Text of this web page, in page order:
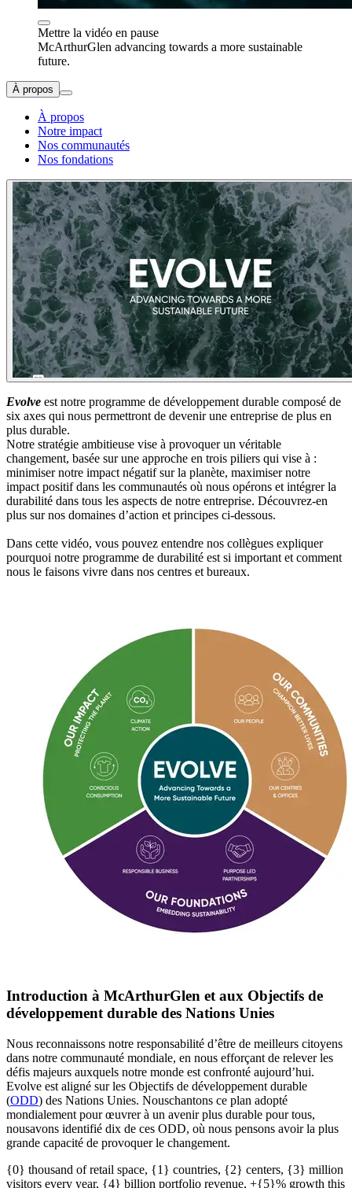
Mettre la vidéo en pause
McArthurGlen advancing towards a more sustainable
future.
À propos
À propos
Notre impact
Nos communautés
Nos fondations
Evolve est notre programme de développement durable composé de
six axes qui nous permettront de devenir une entreprise de plus en
plus durable.
Notre stratégie ambitieuse vise à provoquer un véritable
changement, basée sur une approche en trois piliers qui vise à :
minimiser notre impact négatif sur la planète, maximiser notre
impact positif dans les communautés où nous opérons et intégrer la
durabilité dans tous les aspects de notre entreprise. Découvrez-en
plus sur nos domaines d’action et principes ci-dessous.
Dans cette vidéo, vous pouvez entendre nos collègues expliquer
pourquoi notre programme de durabilité est si important et comment
nous le faisons vivre dans nos centres et bureaux.
Introduction à McArthurGlen et aux Objectifs de
développement durable des Nations Unies
Nous reconnaissons notre responsabilité d’être de meilleurs citoyens
dans notre communauté mondiale, en nous efforçant de relever les
défis majeurs auxquels notre monde est confronté aujourd’hui.
Evolve est aligné sur les Objectifs de développement durable
(ODD) des Nations Unies. Nouschantons ce plan adopté
mondialement pour œuvrer à un avenir plus durable pour tous,
nousavons identifié dix de ces ODD, où nous pensons avoir la plus
grande capacité de provoquer le changement.
{0} thousand of retail space, {1} countries, {2} centers, {3} million
visitors every year, {4} billion portfolio revenue, +{5}% growth this